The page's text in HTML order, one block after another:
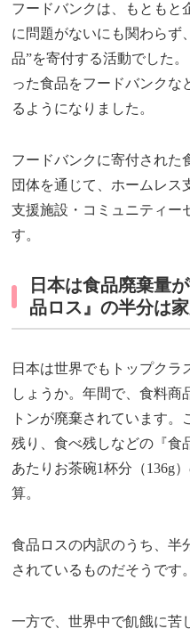
フードバンクは、もともと
に問題がないにも関わらず
品”を寄付する活動でした
った食品をフードバンクな
るようになりました。
フードバンクに寄付された
団体を通じて、ホームレス
支援施設・コミュニティー
す。
日本は食品廃棄量
品ロス』の半分は
日本は世界でもトップクラ
しょうか。年間で、食料商
トンが廃棄されています
残り、食べ残しなどの『食
あたりお茶碗1杯分（136g
算。
食品ロスの内訳のうち、半
されているものだそうです。
一方で、世界中で飢餓に苦